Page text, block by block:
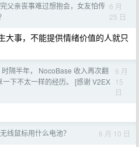
父亲丧事难过想抱会，女友怕传 6 月
25 日
大事，不能提供情绪价值的人就只
时隔半年， NocoBase 收入再次翻
下不太一样的经历。 [感谢 V2EX
6 月
15
日
线鼠标用什么电池？ 6 月 10 日